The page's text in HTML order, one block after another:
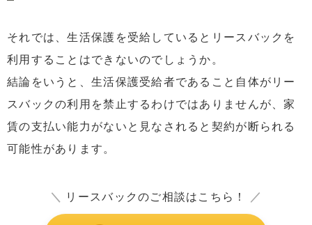
それでは、生活保護を受給しているとリースバックを
利用することはできないのでしょうか。
結論をいうと、生活保護受給者であること自体がリー
スバックの利用を禁止するわけではありませんが、家
賃の支払い能力がないと見なされると契約が断られる
可能性があります。
＼ リースバックのご相談はこちら！ ／